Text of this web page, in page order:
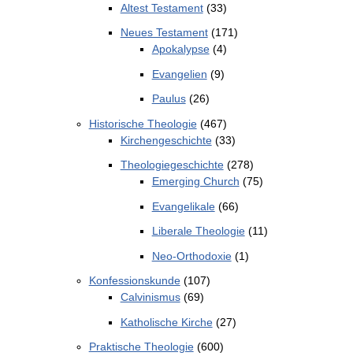
Altest Testament(33)
Neues Testament(171)
Apokalypse(4)
Evangelien (9)
Paulus(26)
Historische Theologie(467)
Kirchengeschichte(33)
Theologiegeschichte(278)
Emerging Church (75)
Evangelikale(66)
Liberale Theologie(11)
Neo-Orthodoxie(1)
Konfessionskunde(107)
Calvinismus(69)
Katholische Kirche(27)
Praktische Theologie(600)